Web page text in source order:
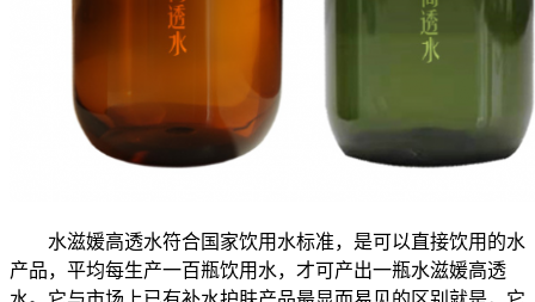
水滋媛高透水符合国家饮用水标准，是可以直接饮用的水
产品，平均每生产一百瓶饮用水，才可产出一瓶水滋媛高透